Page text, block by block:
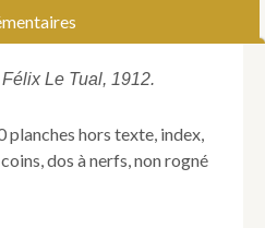
Le Tual, 1912.
planches hors texte, index,
dos à nerfs, non rogné